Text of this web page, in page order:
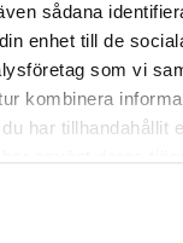
sådana
enhet till de
som vi
kombinera
har tillhandahållit
för de offentliga